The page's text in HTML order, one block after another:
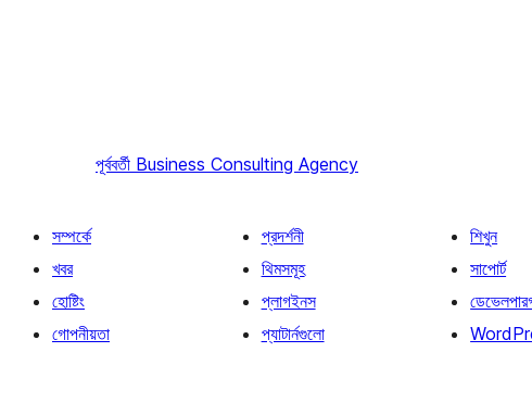
পূর্ববর্তী Business Consulting Agency
সম্পর্কে
খবর
হোষ্টিং
গোপনীয়তা
প্রদর্শনী
থিমসমূহ
প্লাগইনস
প্যাটার্নগুলো
শিখুন
সাপোর্ট